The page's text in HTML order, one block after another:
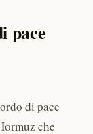
pace
di pace
che